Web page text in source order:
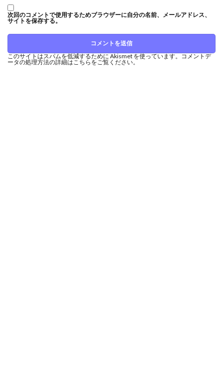
次回のコメントで使用するためブラウザーに自分の名前、メールアドレス、
サイトを保存する。
このサイトはスパムを低減するために Akismet を使っています。コメントデ
ータの処理方法の詳細はこちらをご覧ください。